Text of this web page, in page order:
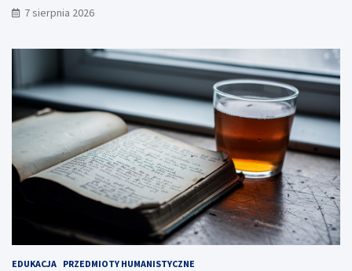
7 sierpnia 2026
EDUKACJA PRZEDMIOTY HUMANISTYCZNE